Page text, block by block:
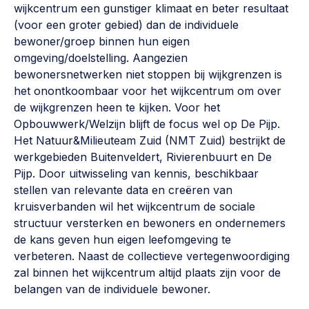
Samenwerken en lokale politiek
Lobbyen, invloed uitoefenen, maatschappelijke impact >
Omgevingswet en gebiedsontwikkeling
invoering omgevingswet, participatie,
gebiedsontwikkeling>
wijkcentrum een gunstiger klimaat en beter resultaat
(voor een groter gebied) dan de individuele
bewoner/groep binnen hun eigen
omgeving/doelstelling. Aangezien
bewonersnetwerken niet stoppen bij wijkgrenzen is
het onontkoombaar voor het wijkcentrum om over
de wijkgrenzen heen te kijken. Voor het
Opbouwwerk/Welzijn blijft de focus wel op De Pijp.
Het Natuur&Milieuteam Zuid (NMT Zuid) bestrijkt de
werkgebieden Buitenveldert, Rivierenbuurt en De
Pijp. Door uitwisseling van kennis, beschikbaar
stellen van relevante data en creëren van
kruisverbanden wil het wijkcentrum de sociale
structuur versterken en bewoners en ondernemers
de kans geven hun eigen leefomgeving te
verbeteren. Naast de collectieve vertegenwoordiging
zal binnen het wijkcentrum altijd plaats zijn voor de
belangen van de individuele bewoner.